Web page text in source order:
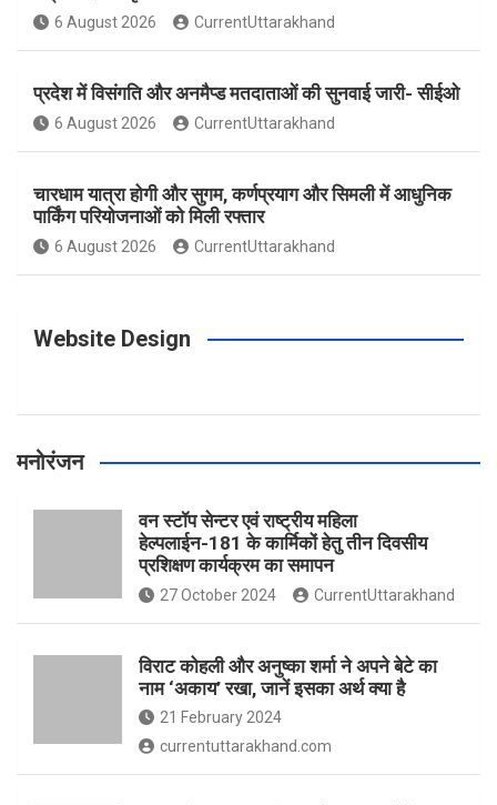
b
o
o
k
a
g
r
a
e
r
e
s
t
e
r
u
e
6 August 2026 CurrentUttarakhand
प्रदेश में विसंगति और अनमैप्ड मतदाताओं की सुनवाई जारी- सीईओ
6 August 2026 CurrentUttarakhand
चारधाम यात्रा होगी और सुगम, कर्णप्रयाग और सिमली में आधुनिक
पार्किंग परियोजनाओं को मिली रफ्तार
6 August 2026 CurrentUttarakhand
Website Design
मनोरंजन
वन स्टॉप सेन्टर एवं राष्ट्रीय महिला
हेल्पलाईन-181 के कार्मिकों हेतु तीन दिवसीय
प्रशिक्षण कार्यक्रम का समापन
27 October 2024 CurrentUttarakhand
विराट कोहली और अनुष्का शर्मा ने अपने बेटे का
नाम ‘अकाय’ रखा, जानें इसका अर्थ क्‍या है
21 February 2024
currentuttarakhand.com